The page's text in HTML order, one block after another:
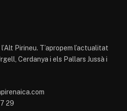
Pirineu. T’apropem l’actualitat
Cerdanya i els Pallars Jussà i
29